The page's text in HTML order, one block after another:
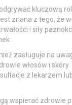
kluczową
znana z tego, że
i siły
zasługuje na
włosów i
z lekarzem
wspierać zdrowie